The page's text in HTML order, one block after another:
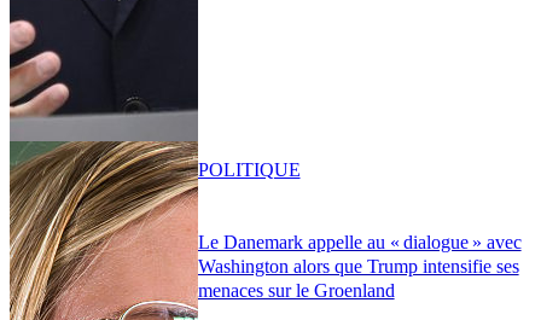
Le Danemark appelle au « dialogue » avec
Washington alors que Trump intensifie ses
menaces sur le Groenland
POLITIQUE